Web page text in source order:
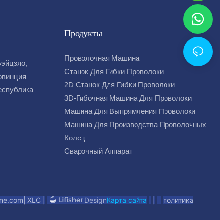
Продукты
Проволочная Машина
Станок Для Гибки Проволоки
2D Станок Для Гибки Проволоки
3D-Гибочная Машина Для Проволоки
Машина Для Выпрямления Проволоки
Машина Для Производства Проволочных
Колец
Сварочный Аппарат
XLC | Карта сайта
политика